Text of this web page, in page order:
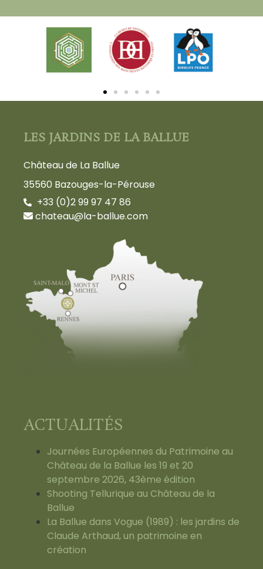
LES JARDINS DE LA BALLUE
Château de La Ballue
35560 Bazouges-la-Pérouse
+33 (0)2 99 97 47 86
chateau@la-ballue.com
ACTUALITÉS
Journées Européennes du Patrimoine au
Château de la Ballue les 19 et 20
septembre 2026, 43ème édition
Shooting Tellurique au Château de la
Ballue
La Ballue dans Vogue (1989) : les jardins de
Claude Arthaud, un patrimoine en
création